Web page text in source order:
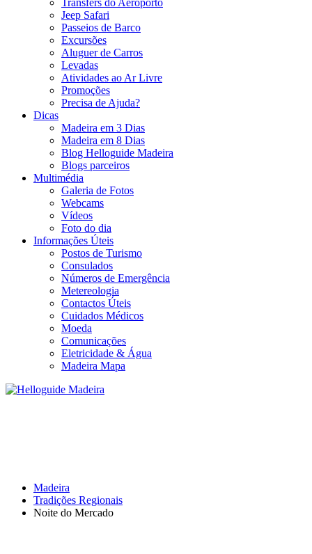
Transfers do Aeroporto
Jeep Safari
Passeios de Barco
Excursões
Aluguer de Carros
Levadas
Atividades ao Ar Livre
Promoções
Precisa de Ajuda?
Dicas
Madeira em 3 Dias
Madeira em 8 Dias
Blog Helloguide Madeira
Blogs parceiros
Multimédia
Galeria de Fotos
Webcams
Vídeos
Foto do dia
Informações Úteis
Postos de Turismo
Consulados
Números de Emergência
Metereologia
Contactos Úteis
Cuidados Médicos
Moeda
Comunicações
Eletricidade & Água
Madeira Mapa
Madeira
Tradições Regionais
Noite do Mercado